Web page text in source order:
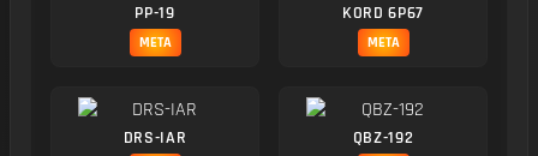
PP-19
META
KORD 6P67
META
DRS-IAR QBZ-192